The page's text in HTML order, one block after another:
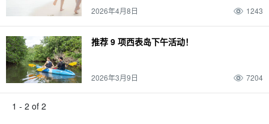
2026年4月8日 1243
推荐 9 项西表岛下午活动！
2026年3月9日 7204
1 - 2 of 2